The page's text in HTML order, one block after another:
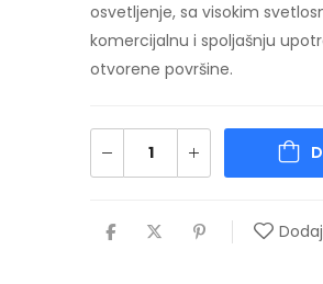
osvetljenje, sa visokim
komercijalnu i spoljašnju
otvorene površine.